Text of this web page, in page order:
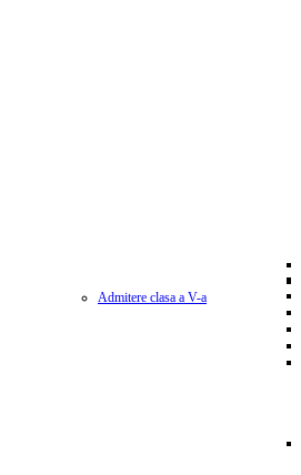
Admitere clasa a V-a